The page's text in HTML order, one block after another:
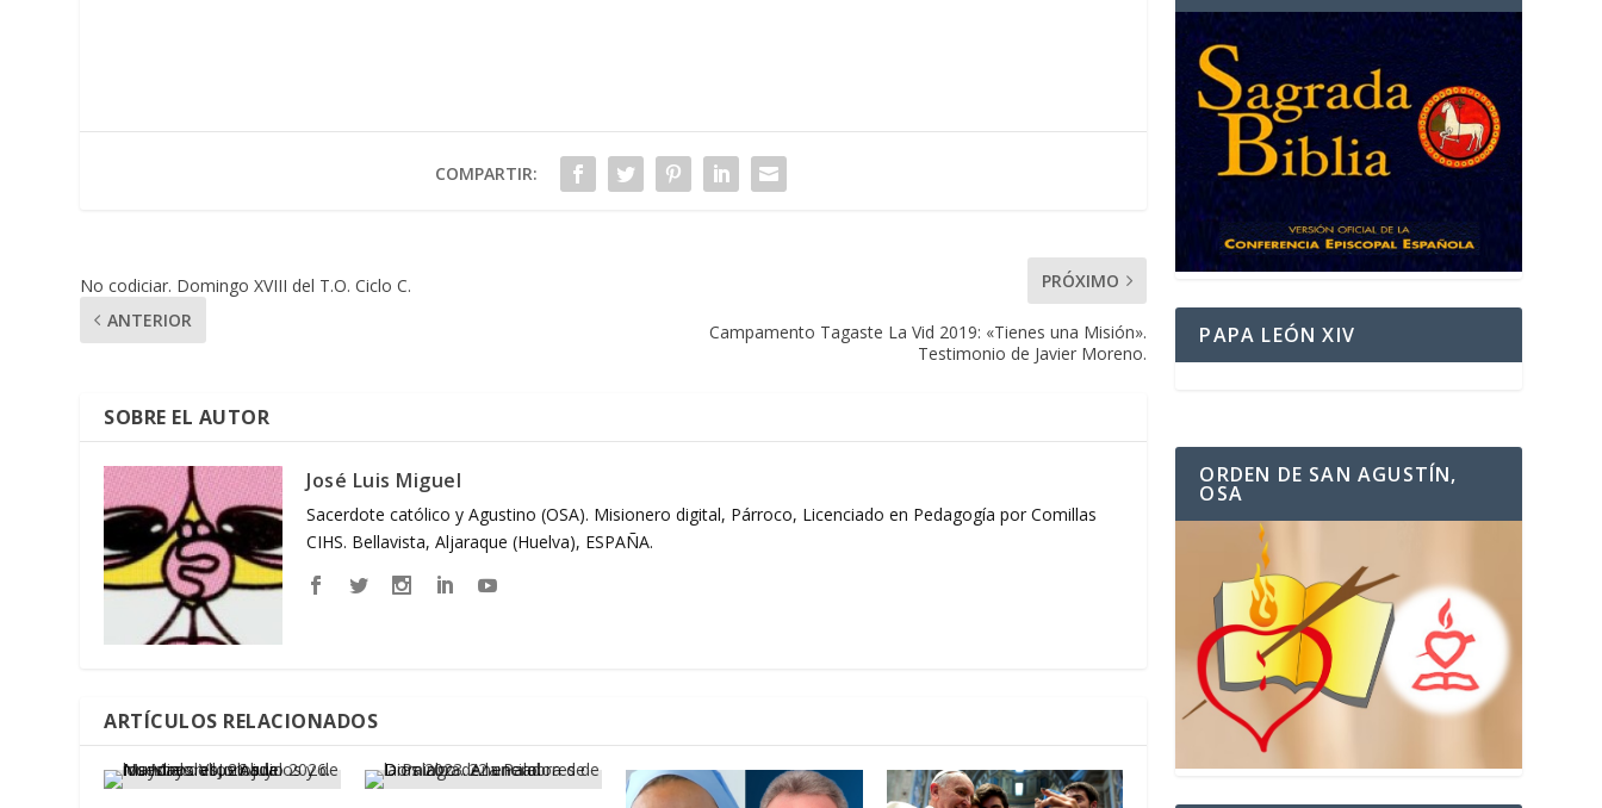
COMPARTIR:
No codiciar. Domingo XVIII del T.O. Ciclo C.
ANTERIOR
PRÓXIMO
Campamento Tagaste La Vid 2019: «Tienes una Misión».
Testimonio de Javier Moreno.
SOBRE EL AUTOR
José Luis Miguel
Sacerdote católico y Agustino (OSA). Misionero digital, Párroco, Licenciado en Pedagogía por Comillas
CIHS. Bellavista, Aljaraque (Huelva), ESPAÑA.
ARTÍCULOS RELACIONADOS
PAPA LEÓN XIV
ORDEN DE SAN AGUSTÍN,
OSA